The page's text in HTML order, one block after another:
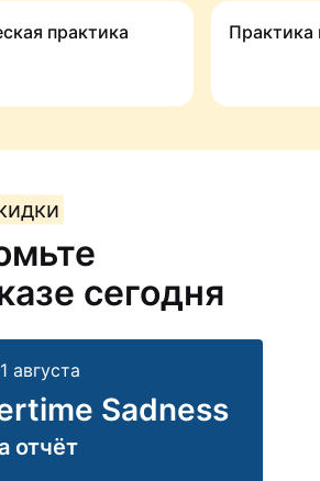
практика
сегодня
августа
Sadness
отчёт